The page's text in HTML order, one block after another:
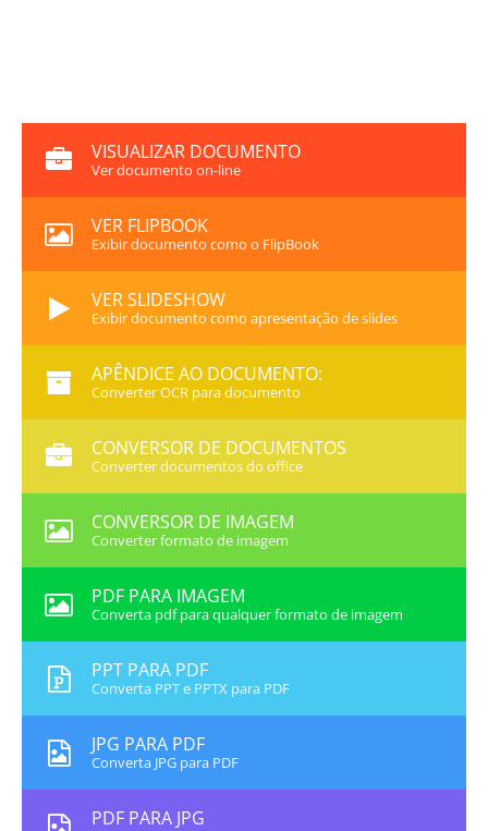
VISUALIZAR DOCUMENTO
Ver documento on-line
VER FLIPBOOK
Exibir documento como o FlipBook
VER SLIDESHOW
Exibir documento como apresentação de slides
APÊNDICE AO DOCUMENTO:
Converter OCR para documento
CONVERSOR DE DOCUMENTOS
Converter documentos do office
CONVERSOR DE IMAGEM
Converter formato de imagem
PDF PARA IMAGEM
Converta pdf para qualquer formato de imagem
PPT PARA PDF
Converta PPT e PPTX para PDF
JPG PARA PDF
Converta JPG para PDF
PDF PARA JPG